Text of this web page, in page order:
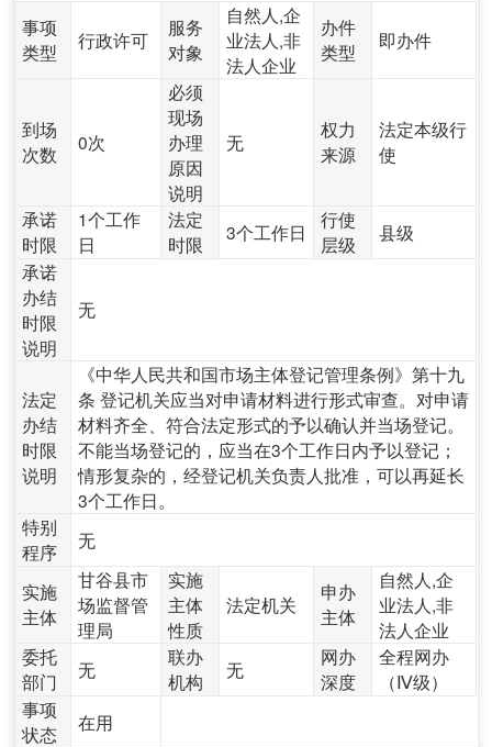
事项
类型
行政许可
服务
对象
自然人,企
业法人,非
法人企业
办件
类型
即办件
到场
次数
0次
必须
现场
办理
原因
说明
无
权力
来源
法定本级行
使
承诺
时限
1个工作
日
法定
时限
3个工作日
行使
层级
县级
承诺
办结
时限
说明
无
法定
办结
时限
说明
《中华人民共和国市场主体登记管理条例》第十九
条 登记机关应当对申请材料进行形式审查。对申请
材料齐全、符合法定形式的予以确认并当场登记。
不能当场登记的，应当在3个工作日内予以登记；
情形复杂的，经登记机关负责人批准，可以再延长
3个工作日。
特别
程序
无
实施
主体
甘谷县市
场监督管
理局
实施
主体
性质
法定机关
申办
主体
自然人,企
业法人,非
法人企业
委托
部门
无
联办
机构
无
网办
深度
全程网办
（Ⅳ级）
事项
状态
在用